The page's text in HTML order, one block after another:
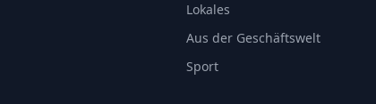
Lokales
Aus der Geschäftswelt
Sport